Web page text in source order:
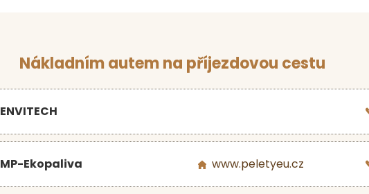
Nákladním autem na příjezdovou cestu
ENVITECH
MP-Ekopaliva www.peletyeu.cz